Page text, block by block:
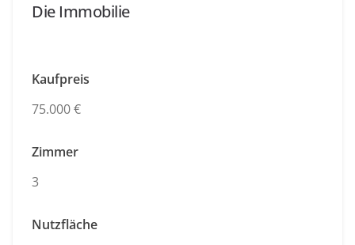
Die Immobilie
Kaufpreis
75.000 €
Zimmer
3
Nutzfläche